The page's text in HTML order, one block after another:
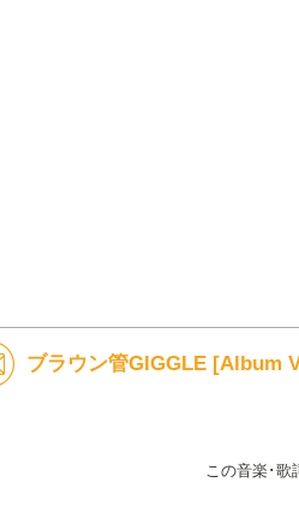
ブラウン管GIGGLE [Album
この音楽･歌